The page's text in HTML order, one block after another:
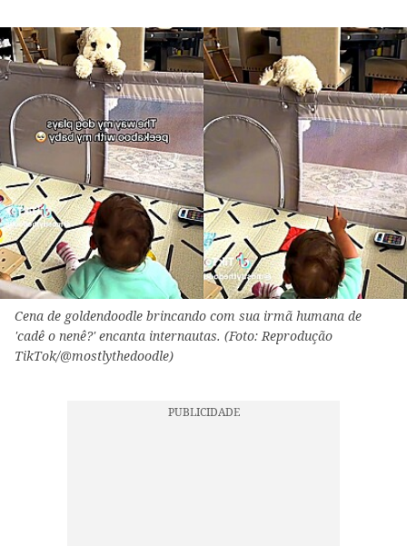
Cena de goldendoodle brincando com sua irmã humana de
'cadê o nenê?' encanta internautas. (Foto: Reprodução
TikTok/@mostlythedoodle)